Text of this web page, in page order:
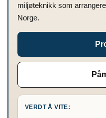
miljøteknikk som
Norge.
VERDT Å VITE: